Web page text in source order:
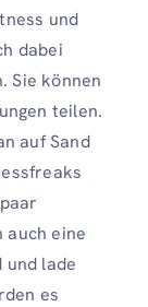
und
dabei
Sie können
teilen.
auf Sand
auch eine
und lade
es